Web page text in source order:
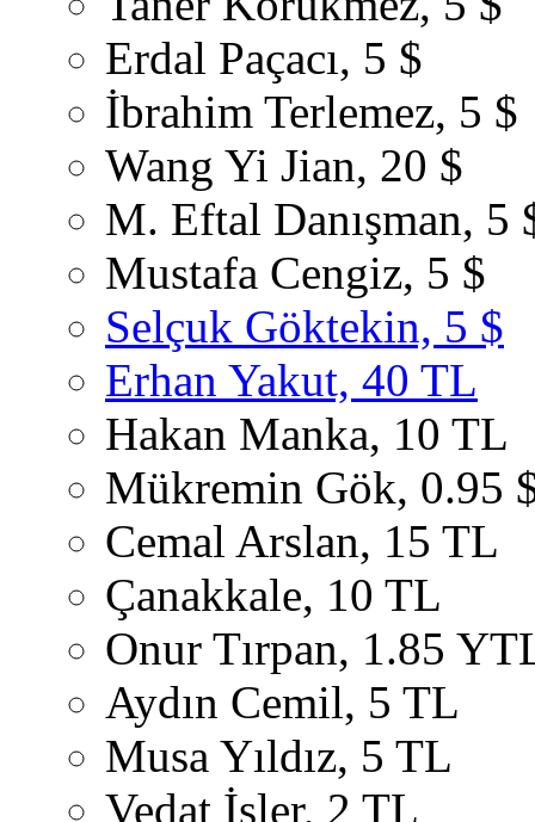
Erdal Paçacı, 5 $
İbrahim Terlemez, 5 $
Wang Yi Jian, 20 $
M. Eftal Danışman, 5
Mustafa Cengiz, 5 $
Selçuk Göktekin, 5 $
Erhan Yakut, 40 TL
Hakan Manka, 10 TL
Mükremin Gök, 0.95
Cemal Arslan, 15 TL
Çanakkale, 10 TL
Onur Tırpan, 1.85
Aydın Cemil, 5 TL
Musa Yıldız, 5 TL
Vedat İşler, 2 TL